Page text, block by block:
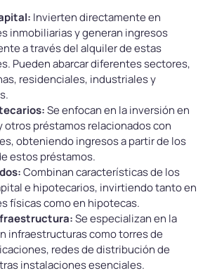
Invierten directamente en
inmobiliarias y generan ingresos
a través del alquiler de estas
Pueden abarcar diferentes sectores,
residenciales, industriales y
Se enfocan en la inversión en
otros préstamos relacionados con
obteniendo ingresos a partir de los
estos préstamos.
Combinan características de los
e hipotecarios, invirtiendo tanto en
físicas como en hipotecas.
Se especializan en la
infraestructuras como torres de
redes de distribución de
instalaciones esenciales.